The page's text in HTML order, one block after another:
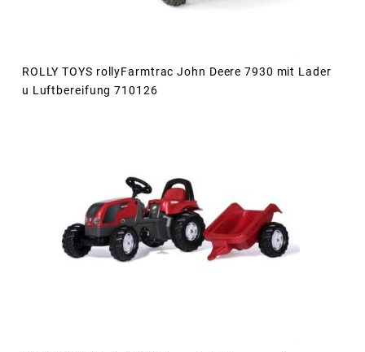
ROLLY TOYS rollyFarmtrac John Deere 7930 mit Lader
u Luftbereifung 710126